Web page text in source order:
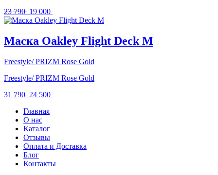
23 790 Первоначальная
цена
790 .
19 000
цена:
000 .
Маска Oakley Flight Deck M
Freestyle/ PRIZM Rose Gold
Freestyle/ PRIZM Rose Gold
31 790 Первоначальная
составляла
31
790 .
24 500
Главная
О нас
Каталог
Отзывы
Оплата и Доставка
Блог
Контакты